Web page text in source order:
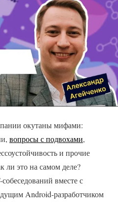
окутаны мифами:
вопросы с подвохами,
и прочие
ли это на самом деле?
вместе с
Android-разработчиком